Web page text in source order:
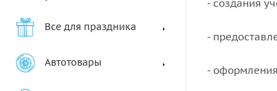
Все для праздника
Автотовары
- создания
-
-